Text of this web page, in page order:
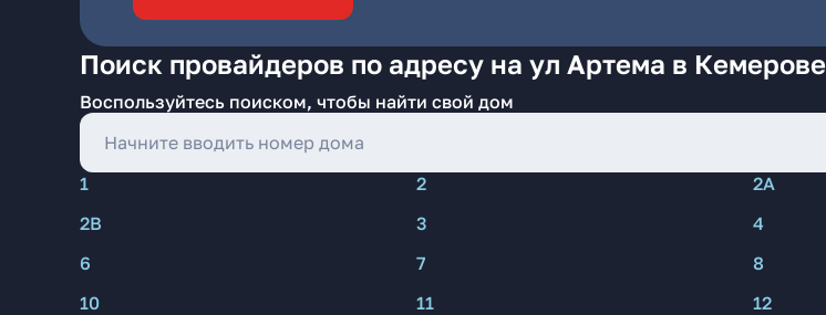
Поиск провайдеров по адресу на ул Артема в Кемерове
Воспользуйтесь поиском, чтобы найти свой дом
1 2 2А
2В
3 4
6
7 8
10
11 12